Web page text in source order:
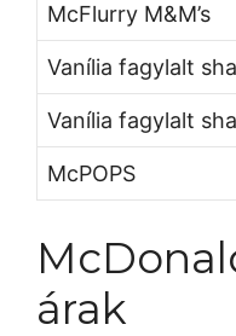
McFlurry M&M’s
Vanília fagylalt
Vanília fagylalt
McPOPS
árak